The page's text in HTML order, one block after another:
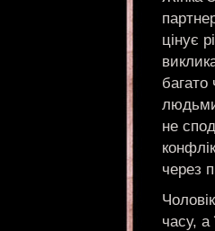
цінує
не
через
часу, а